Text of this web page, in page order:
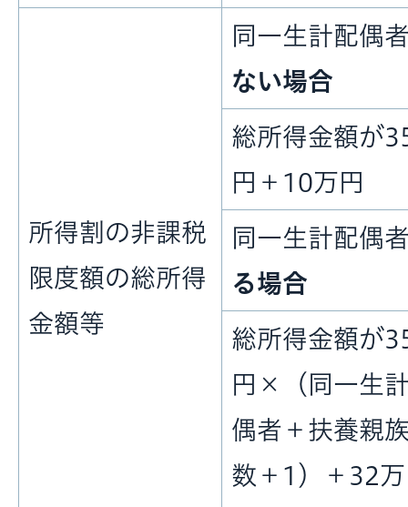
所得割の非課税
限度額の総所得
金額等
同一生計配偶
ない場合
総所得金額が
円＋10万円
同一生計配偶
る場合
総所得金額が
円×（同一生
偶者＋扶養親
数＋1）＋32